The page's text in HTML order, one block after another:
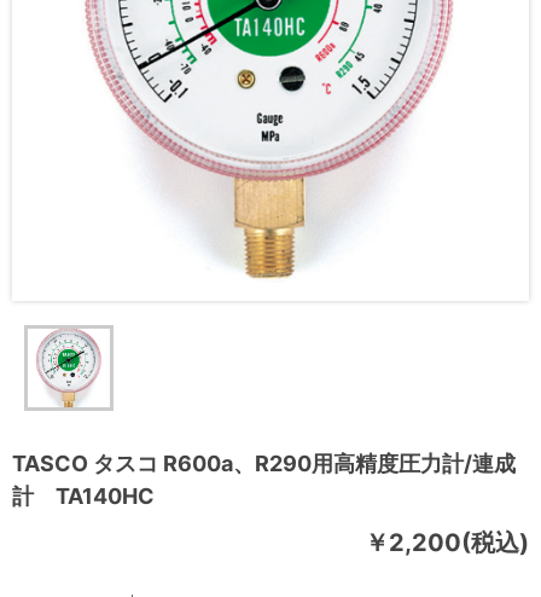
TASCO タスコ R600a、R290用高精度圧力計/連成
計 TA140HC
￥2,200(税込)